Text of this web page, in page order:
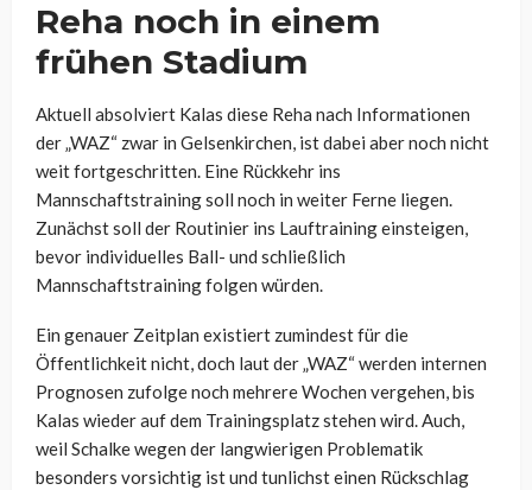
Reha noch in einem
frühen Stadium
Aktuell absolviert Kalas diese Reha nach Informationen
der „WAZ“ zwar in Gelsenkirchen, ist dabei aber noch nicht
weit fortgeschritten. Eine Rückkehr ins
Mannschaftstraining soll noch in weiter Ferne liegen.
Zunächst soll der Routinier ins Lauftraining einsteigen,
bevor individuelles Ball- und schließlich
Mannschaftstraining folgen würden.
Ein genauer Zeitplan existiert zumindest für die
Öffentlichkeit nicht, doch laut der „WAZ“ werden internen
Prognosen zufolge noch mehrere Wochen vergehen, bis
Kalas wieder auf dem Trainingsplatz stehen wird. Auch,
weil Schalke wegen der langwierigen Problematik
besonders vorsichtig ist und tunlichst einen Rückschlag